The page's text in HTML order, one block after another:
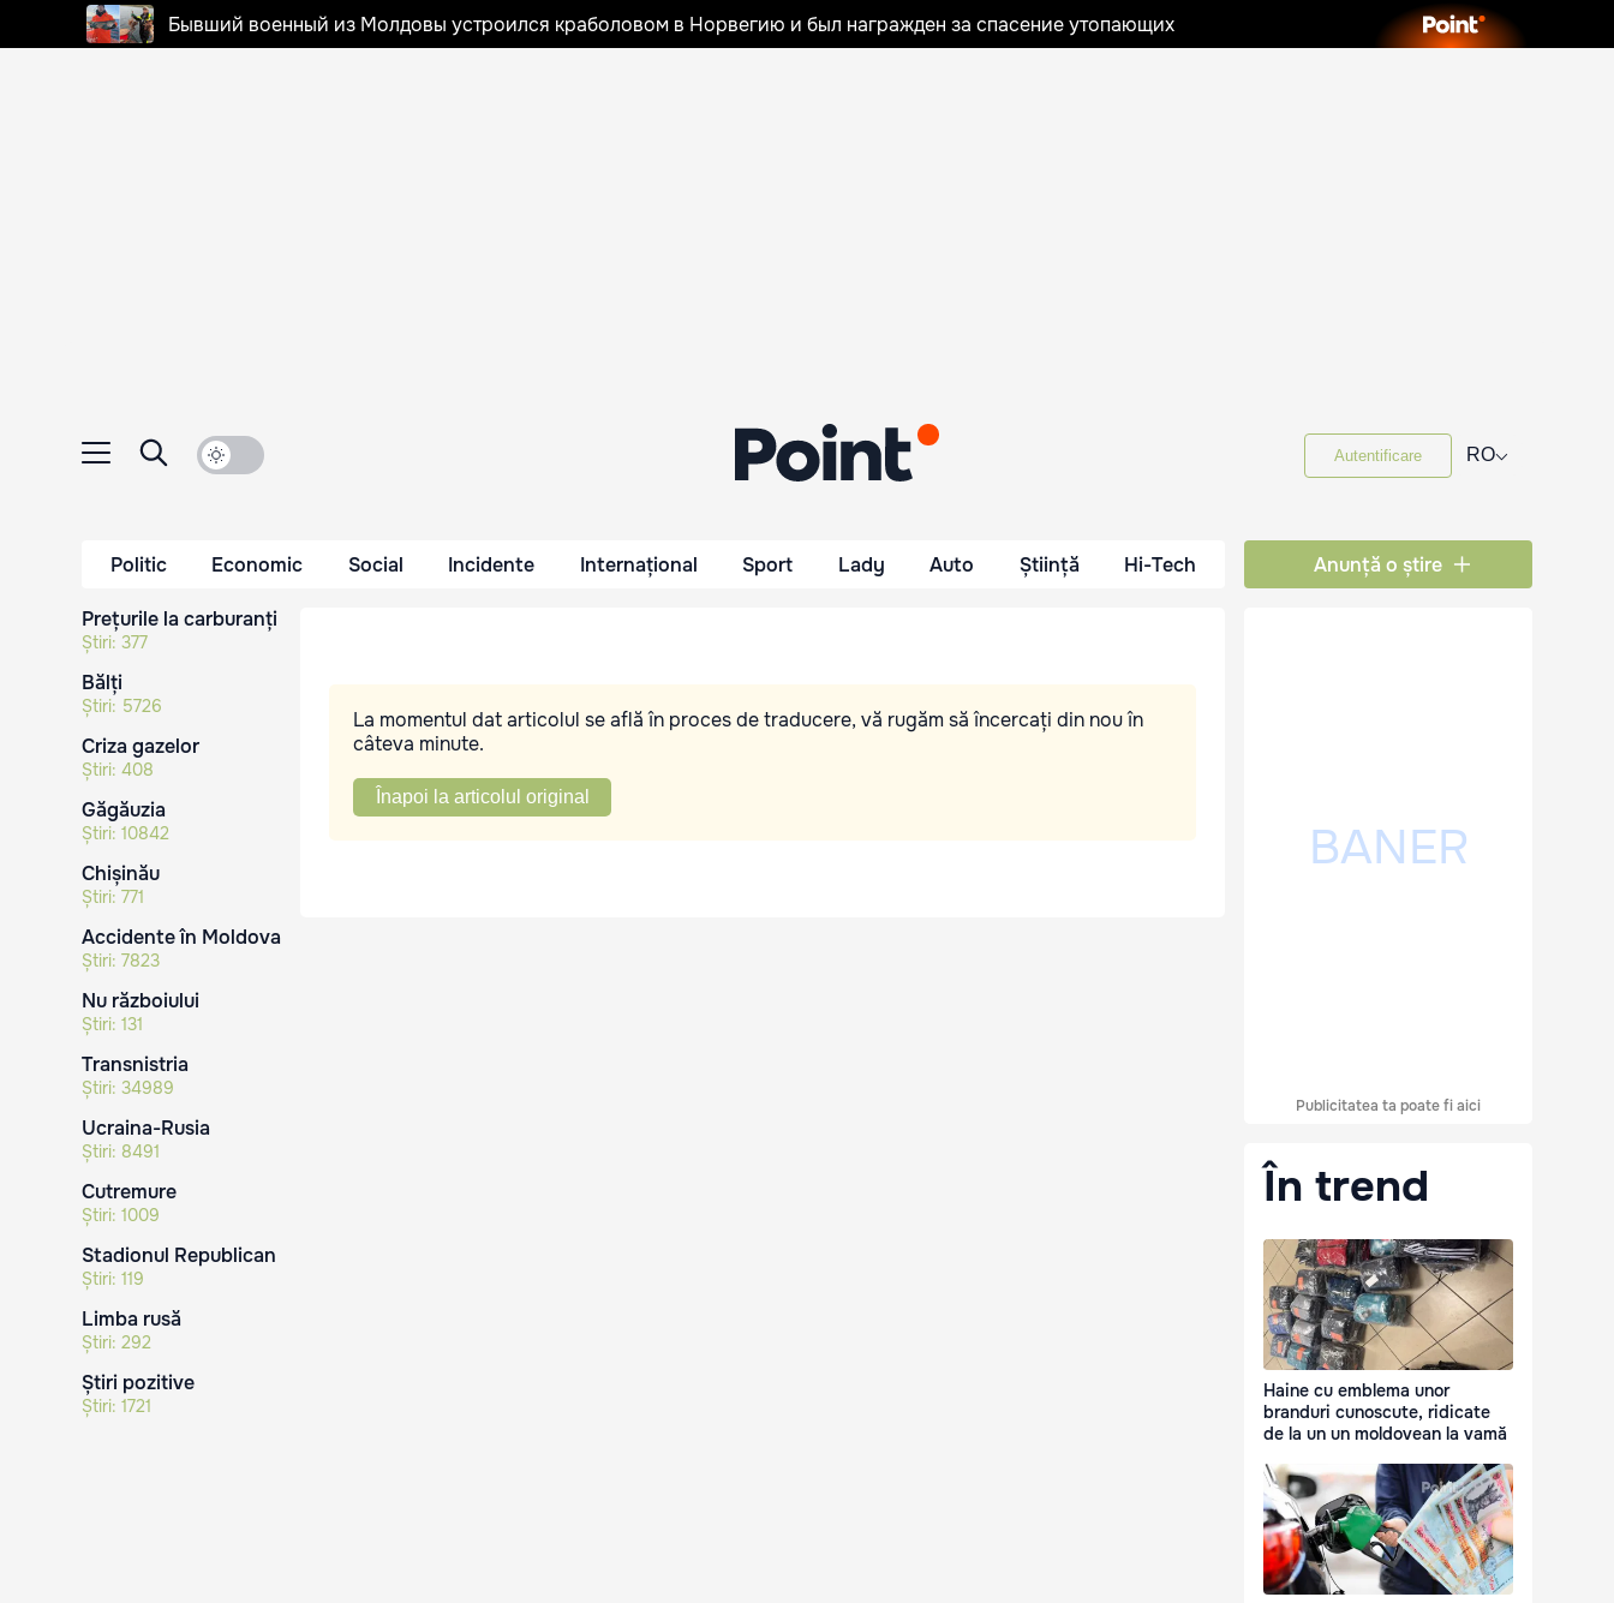
Бывший военный из Молдовы устроился краболовом в Норвегию и был награжден за спасение утопающих
Autentificare RO⌵
Politic Economic Social Incidente Internațional Sport Lady Auto Știință Hi-Tech Anunță o știre
Prețurile la carburanți
Știri: 377
Bălți
Știri: 5726
Criza gazelor
Știri: 408
Găgăuzia
Știri: 10842
Chișinău
Știri: 771
Accidente în Moldova
Știri: 7823
Nu războiului
Știri: 131
Transnistria
Știri: 34989
Ucraina-Rusia
Știri: 8491
Cutremure
Știri: 1009
Stadionul Republican
Știri: 119
Limba rusă
Știri: 292
Știri pozitive
Știri: 1721
La momentul dat articolul se află în proces de traducere, vă rugăm să încercați din nou în
câteva minute.
Înapoi la articolul original
Publicitatea ta poate fi aici
În trend
Haine cu emblema unor
branduri cunoscute, ridicate
de la un un moldovean la vamă